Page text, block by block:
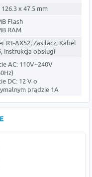
126.3 x 47.5 mm
Flash
RAM
RT-AX52, Zasilacz, Kabel
Instrukcja obsługi
AC: 110V~240V
DC: 12 V o
prądzie 1A